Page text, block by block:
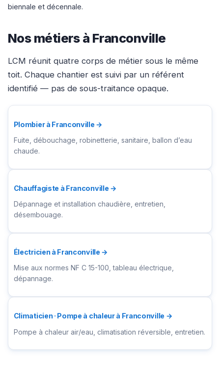
biennale et décennale.
Nos métiers à Franconville
LCM réunit quatre corps de métier sous le même
toit. Chaque chantier est suivi par un référent
identifié — pas de sous-traitance opaque.
Plombier à Franconville →
Fuite, débouchage, robinetterie, sanitaire, ballon d’eau
chaude.
Chauffagiste à Franconville →
Dépannage et installation chaudière, entretien,
désembouage.
Électricien à Franconville →
Mise aux normes NF C 15-100, tableau électrique,
dépannage.
Climaticien · Pompe à chaleur à Franconville →
Pompe à chaleur air/eau, climatisation réversible, entretien.